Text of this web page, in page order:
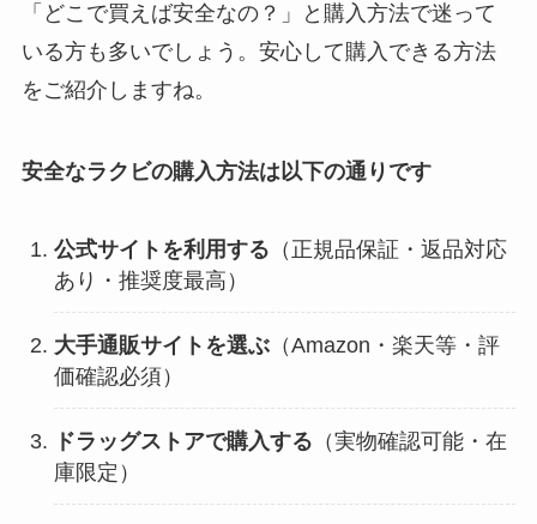
「どこで買えば安全なの？」と購入方法で迷って
いる方も多いでしょう。安心して購入できる方法
をご紹介しますね。
安全なラクビの購入方法は以下の通りです
公式サイトを利用する （正規品保証・返品対応
あり・推奨度最高）
大手通販サイトを選ぶ（Amazon・楽天等・評
価確認必須）
ドラッグストアで購入する （実物確認可能・在
庫限定）